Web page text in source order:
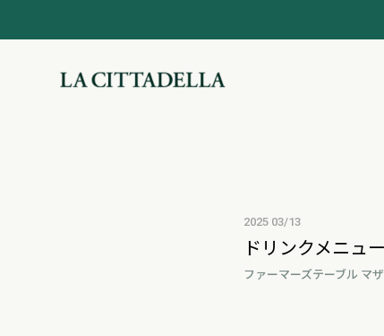
2025 03/13
ドリンクメニュー
ファーマーズテーブル マ